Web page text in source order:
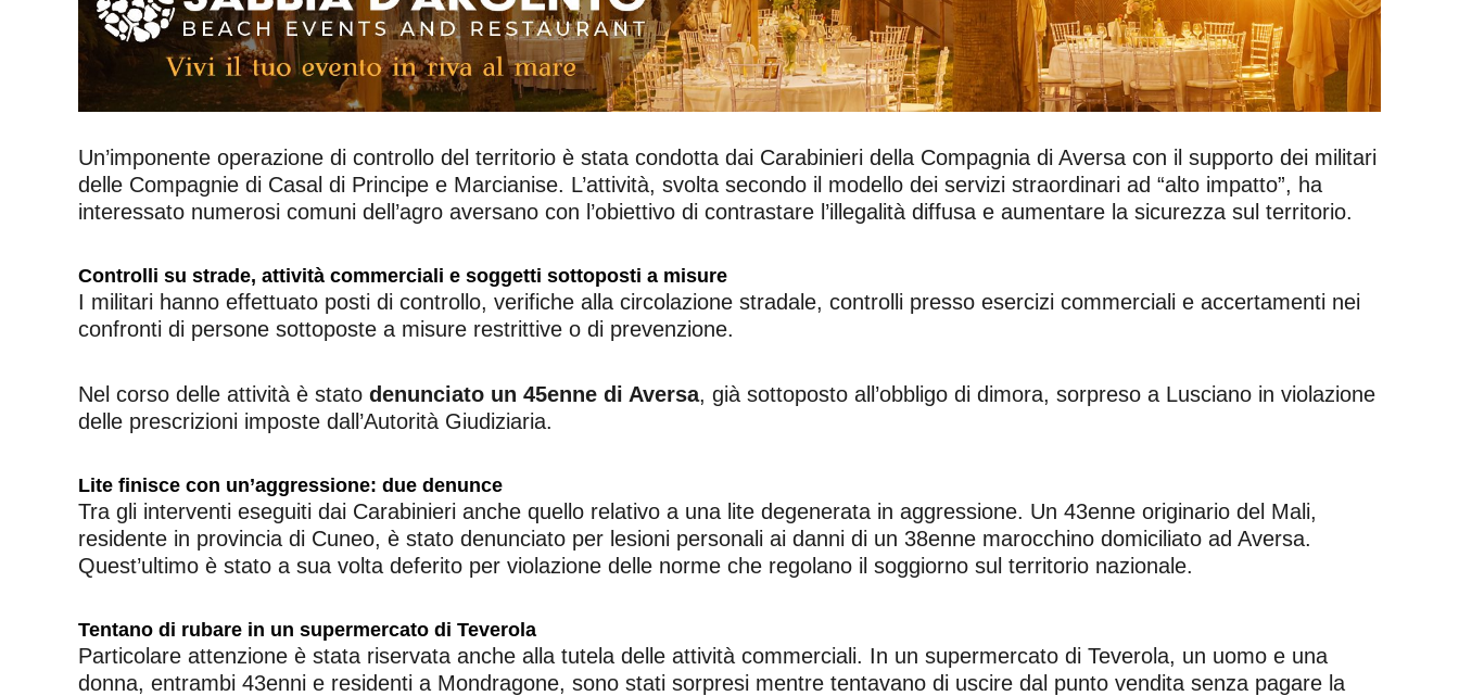
Un’imponente operazione di controllo del territorio è stata condotta dai Carabinieri della Compagnia di Aversa con il supporto dei militari
delle Compagnie di Casal di Principe e Marcianise. L’attività, svolta secondo il modello dei servizi straordinari ad “alto impatto”, ha
interessato numerosi comuni dell’agro aversano con l’obiettivo di contrastare l’illegalità diffusa e aumentare la sicurezza sul territorio.
Controlli su strade, attività commerciali e soggetti sottoposti a misure
I militari hanno effettuato posti di controllo, verifiche alla circolazione stradale, controlli presso esercizi commerciali e accertamenti nei
confronti di persone sottoposte a misure restrittive o di prevenzione.
Nel corso delle attività è stato denunciato un 45enne di Aversa, già sottoposto all’obbligo di dimora, sorpreso a Lusciano in violazione
delle prescrizioni imposte dall’Autorità Giudiziaria.
Lite finisce con un’aggressione: due denunce
Tra gli interventi eseguiti dai Carabinieri anche quello relativo a una lite degenerata in aggressione. Un 43enne originario del Mali,
residente in provincia di Cuneo, è stato denunciato per lesioni personali ai danni di un 38enne marocchino domiciliato ad Aversa.
Quest’ultimo è stato a sua volta deferito per violazione delle norme che regolano il soggiorno sul territorio nazionale.
Tentano di rubare in un supermercato di Teverola
Particolare attenzione è stata riservata anche alla tutela delle attività commerciali. In un supermercato di Teverola, un uomo e una
donna, entrambi 43enni e residenti a Mondragone, sono stati sorpresi mentre tentavano di uscire dal punto vendita senza pagare la